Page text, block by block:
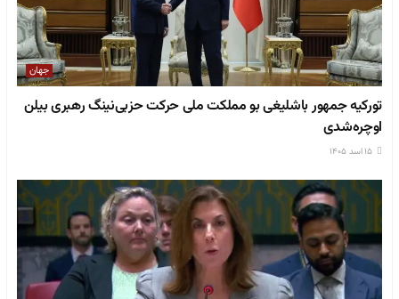
جهان
تورکیه جمهور باشلیغی بو مملکت ملی حرکت حزبی‌نینگ رهبری بیلن
اوچره‌شدی